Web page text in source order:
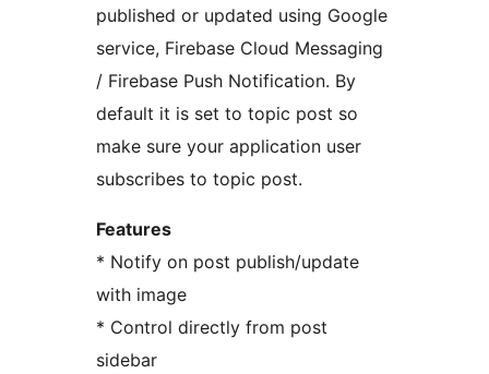
published or updated using Google
service, Firebase Cloud Messaging
/ Firebase Push Notification. By
default it is set to topic post so
make sure your application user
subscribes to topic post.
Features
* Notify on post publish/update
with image
* Control directly from post
sidebar